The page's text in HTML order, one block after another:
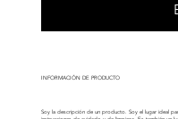
INFORMACIÓN DE PRODUCTO
Soy la descripción de un producto. Soy el lugar ideal